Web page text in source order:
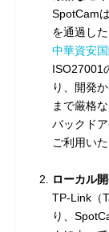
SpotCam
を通過し
中華資安
ISO27001
り、開発
まで厳格
バックド
ご利用いた
ローカル
TP-Link（
り、